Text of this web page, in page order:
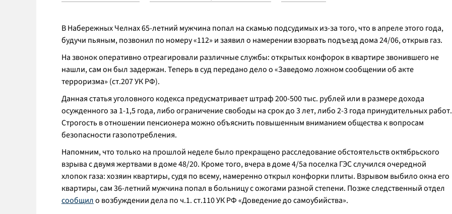
В Набережных Челнах 65-летний мужчина попал на скамью подсудимых из-за того, что в апреле этого года,
будучи пьяным, позвонил по номеру «112» и заявил о намерении взорвать подъезд дома 24/06, открыв газ.
На звонок оперативно отреагировали различные службы: открытых конфорок в квартире звонившего не
нашли, сам он был задержан. Теперь в суд передано дело о «Заведомо ложном сообщении об акте
терроризма» (ст.207 УК РФ).
Данная статья уголовного кодекса предусматривает штраф 200-500 тыс. рублей или в размере дохода
осужденного за 1-1,5 года, либо ограничение свободы на срок до 3 лет, либо 2-3 года принудительных работ.
Строгость в отношении пенсионера можно объяснить повышенным вниманием общества к вопросам
безопасности газопотребления.
Напомним, что только на прошлой неделе было прекращено расследование обстоятельств октябрьского
взрыва с двумя жертвами в доме 48/20. Кроме того, вчера в доме 4/5а поселка ГЭС случился очередной
хлопок газа: хозяин квартиры, судя по всему, намеренно открыл конфорки плиты. Взрывом выбило окна его
квартиры, сам 36-летний мужчина попал в больницу с ожогами разной степени. Позже следственный отдел
сообщило возбуждении дела по ч.1. ст.110 УК РФ «Доведение до самоубийства».